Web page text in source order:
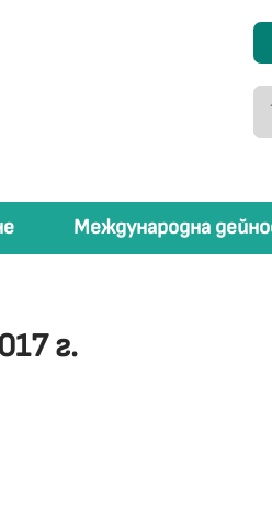
Международна
г.